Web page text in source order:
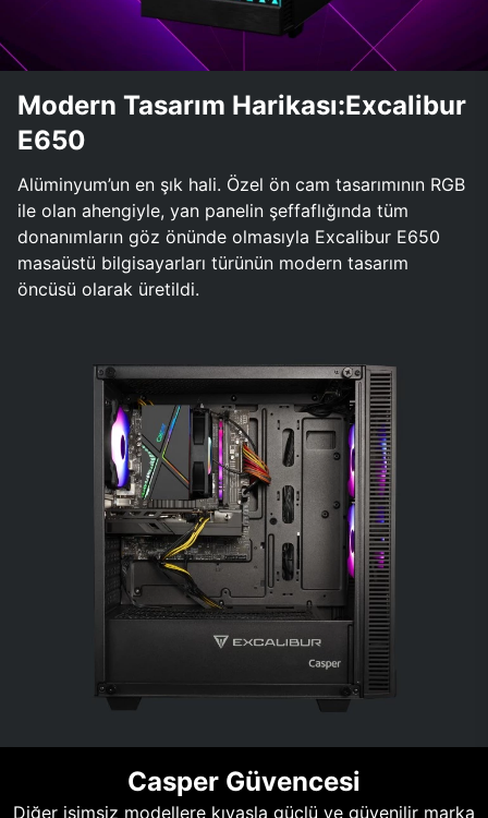
Modern Tasarım Harikası:Excalibur
E650
Alüminyum’un en şık hali. Özel ön cam tasarımının RGB
ile olan ahengiyle, yan panelin şeffaflığında tüm
donanımların göz önünde olmasıyla Excalibur E650
masaüstü bilgisayarları türünün modern tasarım
öncüsü olarak üretildi.
Casper Güvencesi
Diğer isimsiz modellere kıyasla güçlü ve güvenilir marka